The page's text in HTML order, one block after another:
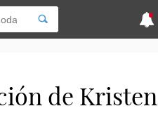
de Kristen